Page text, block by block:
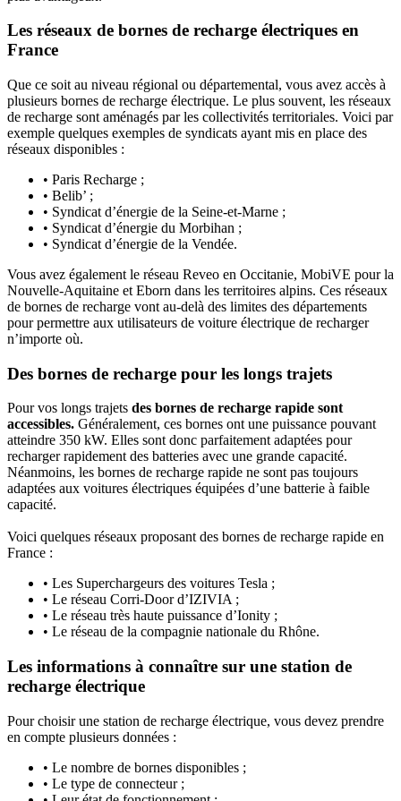
Les réseaux de bornes de recharge électriques en
France
Que ce soit au niveau régional ou départemental, vous avez accès à
plusieurs bornes de recharge électrique. Le plus souvent, les réseaux
de recharge sont aménagés par les collectivités territoriales. Voici par
exemple quelques exemples de syndicats ayant mis en place des
réseaux disponibles :
• Paris Recharge ;
• Belib’ ;
• Syndicat d’énergie de la Seine-et-Marne ;
• Syndicat d’énergie du Morbihan ;
• Syndicat d’énergie de la Vendée.
Vous avez également le réseau Reveo en Occitanie, MobiVE pour la
Nouvelle-Aquitaine et Eborn dans les territoires alpins. Ces réseaux
de bornes de recharge vont au-delà des limites des départements
pour permettre aux utilisateurs de voiture électrique de recharger
n’importe où.
Des bornes de recharge pour les longs trajets
Pour vos longs trajets des bornes de recharge rapide sont
accessibles. Généralement, ces bornes ont une puissance pouvant
atteindre 350 kW. Elles sont donc parfaitement adaptées pour
recharger rapidement des batteries avec une grande capacité.
Néanmoins, les bornes de recharge rapide ne sont pas toujours
adaptées aux voitures électriques équipées d’une batterie à faible
capacité.
Voici quelques réseaux proposant des bornes de recharge rapide en
France :
• Les Superchargeurs des voitures Tesla ;
• Le réseau Corri-Door d’IZIVIA ;
• Le réseau très haute puissance d’Ionity ;
• Le réseau de la compagnie nationale du Rhône.
Les informations à connaître sur une station de
recharge électrique
Pour choisir une station de recharge électrique, vous devez prendre
en compte plusieurs données :
• Le nombre de bornes disponibles ;
• Le type de connecteur ;